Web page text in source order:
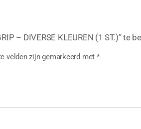
– DIVERSE KLEUREN (1 ST.)” te
velden zijn gemarkeerd met *